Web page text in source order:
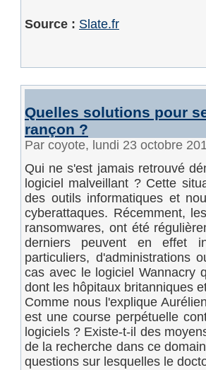
Source : Slate.fr
Quelles solutions pour
rançon ?
Par coyote, lundi 23 octobre
Qui ne s'est jamais retrouvé
logiciel malveillant ? Cette
des outils informatiques et
cyberattaques. Récemment,
ransomwares, ont été
derniers peuvent en effet
particuliers, d'administrations
cas avec le logiciel Wannacry
dont les hôpitaux britanniques
Comme nous l'explique
est une course perpétuelle
logiciels ? Existe-t-il des
de la recherche dans ce
questions sur lesquelles le